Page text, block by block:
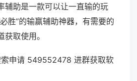
辅助是一款可以让一直输的玩
胜”的输赢辅助神器，有需要的
取使用。
申请 549552478 进群获取软